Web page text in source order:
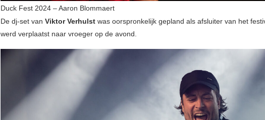
Duck Fest 2024 – Aaron Blommaert
De dj-set van Viktor Verhulst was oorspronkelijk gepland als afsluiter van het
werd verplaatst naar vroeger op de avond.